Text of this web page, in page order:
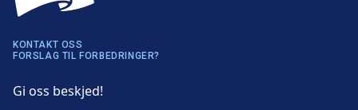
KONTAKT OSS
FORSLAG TIL FORBEDRINGER?
Gi oss beskjed!